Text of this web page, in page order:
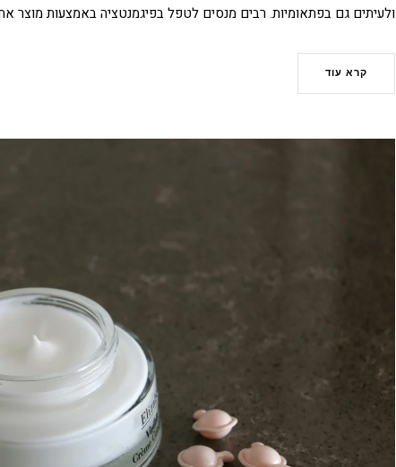
ולעיתים גם בפתאומיות. רבים מנסים לטפל בפיגמנטציה באמצעות מוצר
קרא עוד